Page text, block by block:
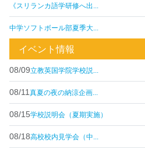
《スリランカ語学研修へ出...
中学ソフトボール部夏季大...
イベント情報
08/09立教英国学院学校説...
08/11 真夏の夜の納涼企画...
08/15学校説明会（夏期実施）
08/18高校校内見学会（中...